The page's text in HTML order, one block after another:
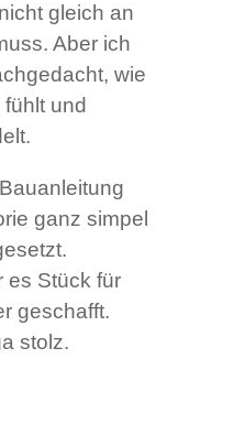
gleich an
Aber ich
wie
und
ganz simpel
es Stück für
geschafft.
stolz.